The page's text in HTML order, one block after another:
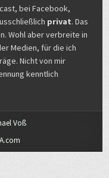
bei Facebook,
privat. Das
Wohl aber verbreite in
Medien, für die ich
Nicht von mir
kenntlich
Voß